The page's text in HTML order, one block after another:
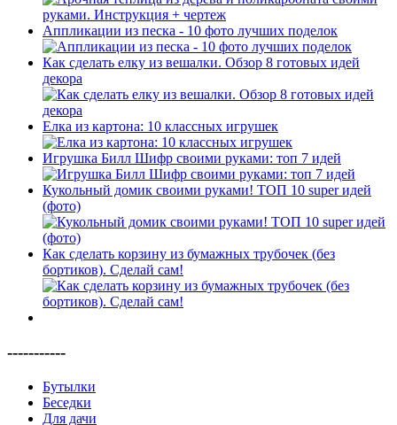
Аппликации из песка - 10 фото лучших поделок
Как сделать елку из вешалки. Обзор 8 готовых идей
декора
Елка из картона: 10 классных игрушек
Игрушка Билл Шифр своими руками: топ 7 идей
Кукольный домик своими руками! ТОП 10 super идей
(фото)
Как сделать корзину из бумажных трубочек (без
бортиков). Сделай сам!
-----------
Бутылки
Беседки
Для дачи